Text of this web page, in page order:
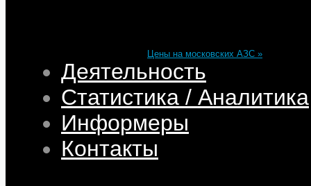
Цены на московских АЗС »
Деятельность
Статистика / Аналитика
Информеры
Контакты